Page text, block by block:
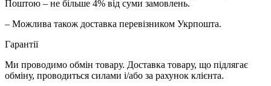
Поштою – не більше 4% від суми замовлень.
– Можлива також доставка перевізником Укрпошта.
Гарантії
Ми проводимо обмін товару. Доставка товару, що підлягає
обміну, проводиться силами і/або за рахунок клієнта.